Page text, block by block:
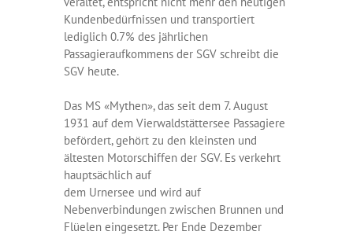
Kundenbedürfnissen und transportiert
lediglich 0.7% des jährlichen
Passagieraufkommens der SGV schreibt die
SGV heute.
Das MS «Mythen», das seit dem 7. August
1931 auf dem Vierwaldstättersee Passagiere
befördert, gehört zu den kleinsten und
ältesten Motorschiffen der SGV. Es verkehrt
hauptsächlich auf
dem Urnersee und wird auf
Nebenverbindungen zwischen Brunnen und
Flüelen eingesetzt. Per Ende Dezember